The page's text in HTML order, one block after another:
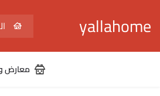
yallahome
معارض